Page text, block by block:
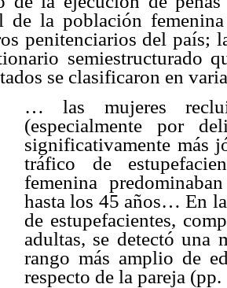
de la población
penitenciarios del país;
semiestructurado
se clasificaron en
… las mujeres
(especialmente por
significativamente más
tráfico de
femenina
hasta los 45 años… En
de estupefacientes,
adultas, se detectó una
rango más amplio de
respecto de la pareja